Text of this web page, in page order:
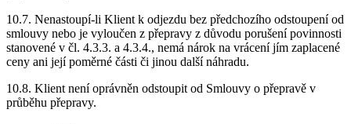
10.7. Nenastoupí-li Klient k odjezdu bez předchozího odstoupení od
smlouvy nebo je vyloučen z přepravy z důvodu porušení povinnosti
stanovené v čl. 4.3.3. a 4.3.4., nemá nárok na vrácení jím zaplacené
ceny ani její poměrné části či jinou další náhradu.
10.8. Klient není oprávněn odstoupit od Smlouvy o přepravě v
průběhu přepravy.